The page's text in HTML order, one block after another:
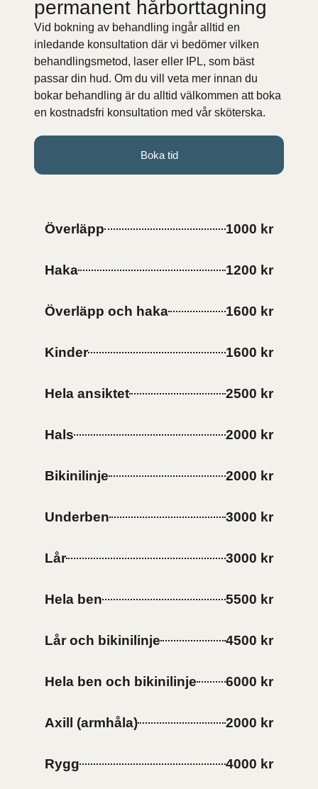
permanent hårborttagning
Vid bokning av behandling ingår alltid en
inledande konsultation där vi bedömer vilken
behandlingsmetod, laser eller IPL, som bäst
passar din hud. Om du vill veta mer innan du
bokar behandling är du alltid välkommen att boka
en kostnadsfri konsultation med vår sköterska.
Boka tid
Överläpp 1000 kr
Haka 1200 kr
Överläpp och haka 1600 kr
Kinder 1600 kr
Hela ansiktet 2500 kr
Hals 2000 kr
Bikinilinje 2000 kr
Underben 3000 kr
Lår 3000 kr
Hela ben 5500 kr
Lår och bikinilinje 4500 kr
Hela ben och bikinilinje 6000 kr
Axill (armhåla) 2000 kr
Rygg 4000 kr